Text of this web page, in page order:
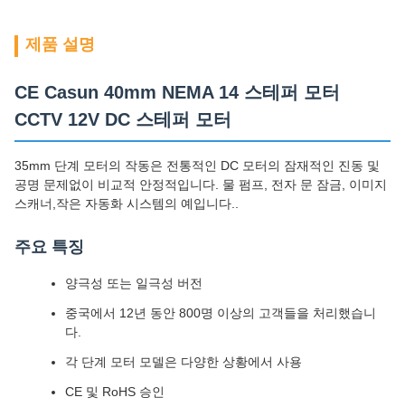
제품 설명
CE Casun 40mm NEMA 14 스테퍼 모터
CCTV 12V DC 스테퍼 모터
35mm 단계 모터의 작동은 전통적인 DC 모터의 잠재적인 진동 및
공명 문제없이 비교적 안정적입니다. 물 펌프, 전자 문 잠금, 이미지
스캐너,작은 자동화 시스템의 예입니다..
주요 특징
양극성 또는 일극성 버전
중국에서 12년 동안 800명 이상의 고객들을 처리했습니
다.
각 단계 모터 모델은 다양한 상황에서 사용
CE 및 RoHS 승인